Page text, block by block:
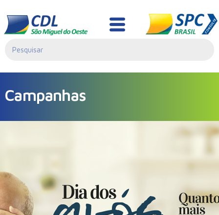
Campanhas